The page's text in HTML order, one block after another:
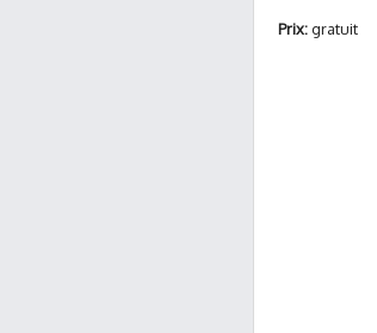
Prix:gratuit